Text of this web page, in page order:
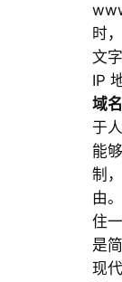
时
文
IP
域
于
能
制
由
住
是
现